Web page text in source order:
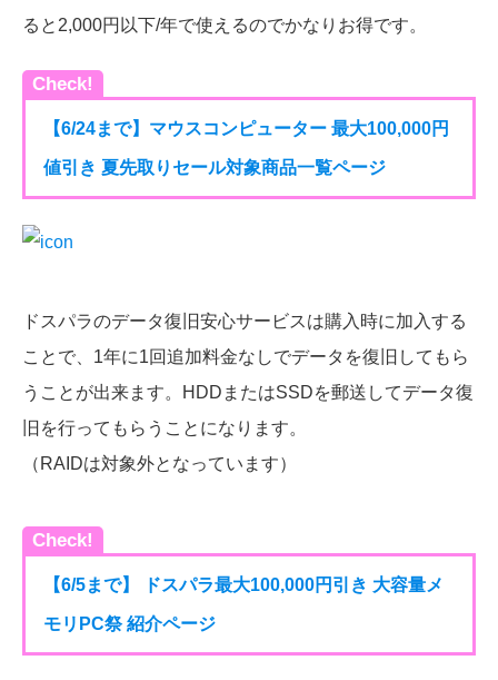
ると2,000円以下/年で使えるのでかなりお得です。
Check!
【6/24まで】マウスコンピューター 最大100,000円
値引き 夏先取りセール対象商品一覧ページ
ドスパラのデータ復旧安心サービスは購入時に加入する
ことで、1年に1回追加料金なしでデータを復旧してもら
うことが出来ます。HDDまたはSSDを郵送してデータ復
旧を行ってもらうことになります。
（RAIDは対象外となっています）
Check!
【6/5まで】 ドスパラ最大100,000円引き 大容量メ
モリPC祭 紹介ページ